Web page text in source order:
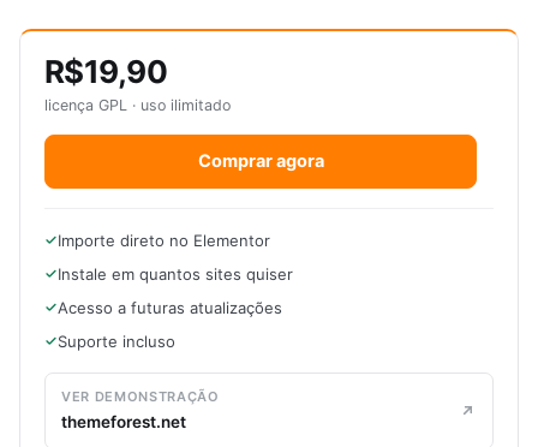
R$19,90
licença GPL · uso ilimitado
Comprar agora
Importe direto no Elementor
Instale em quantos sites quiser
Acesso a futuras atualizações
Suporte incluso
VER DEMONSTRAÇÃO
themeforest.net